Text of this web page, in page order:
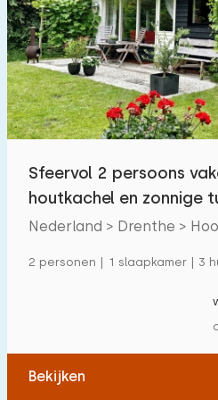
Zwembad
Omheinde tuin
Huisdiervrij
Fietsenschuurtje
Budget
€ 0 — €
Minimaal aantal
Sfeervol 2 persoons
houtkachel en zonnige
Drenthe
Nederland > Drenthe >
2 personen | 1 slaapkamer | 3
Bekijken